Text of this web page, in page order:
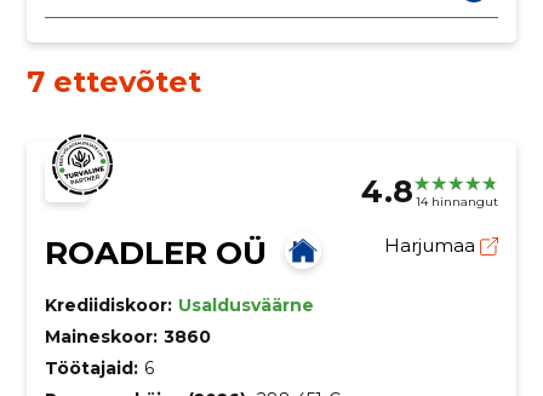
7 ettevõtet
4.8 14 hinnangut
ROADLER OÜ Harjumaa
Krediidiskoor: Usaldusväärne
Maineskoor: 3860
Töötajaid: 6